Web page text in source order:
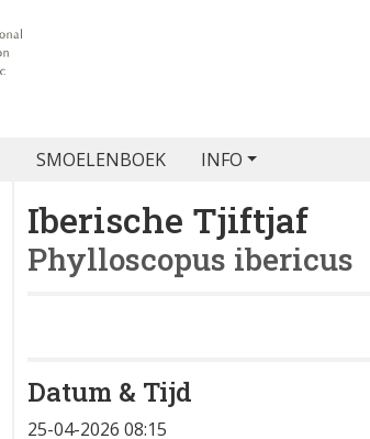
SMOELENBOEK INFO
Iberische Tjiftjaf
Phylloscopus ibericus